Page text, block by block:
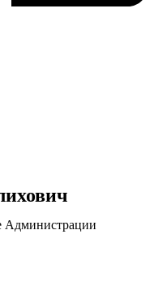
Администрации